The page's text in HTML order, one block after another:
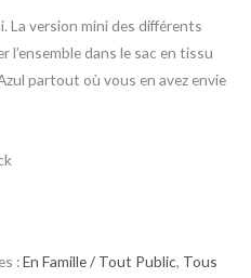
La version mini des différents
l’ensemble dans le sac en tissu
partout où vous en avez envie
:En Famille / Tout Public, Tous